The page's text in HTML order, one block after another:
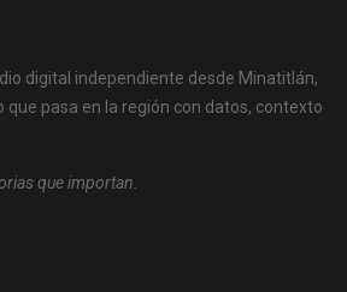
digital independiente desde Minatitlán,
que pasa en la región con datos, contexto
que importan.